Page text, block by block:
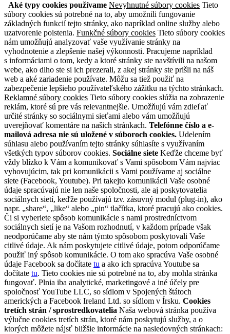
Aké typy cookies používame Nevyhnutné súbory cookies Tieto
súbory cookies sú potrebné na to, aby umožnili fungovanie
základných funkcií tejto stránky, ako napríklad online služby alebo
uzatvorenie poistenia. Funkčné súbory cookies Tieto súbory cookies
nám umožňujú analyzovať vaše využívanie stránky na
vyhodnotenie a zlepšenie našej výkonnosti. Pracujeme napríklad
s informáciami o tom, kedy a ktoré stránky ste navštívili na našom
webe, ako dlho ste si ich prezerali, z akej stránky ste prišli na náš
web a aké zariadenie používate. Môžu sa tiež použiť na
zabezpečenie lepšieho používateľského zážitku na týchto stránkach.
Reklamné súbory cookies Tieto súbory cookies slúžia na zobrazenie
reklám, ktoré sú pre vás relevantnejšie. Umožňujú vám zdieľať
určité stránky so sociálnymi sieťami alebo vám umožňujú
uverejňovať komentáre na našich stránkach. Telefónne číslo a e-
mailová adresa nie sú uložené v súboroch cookies. Udelením
súhlasu alebo používaním tejto stránky súhlasíte s využívaním
všetkých typov súborov cookies. Sociálne siete Keďže chceme byť
vždy blízko k Vám a komunikovať s Vami spôsobom Vám najviac
vyhovujúcim, tak pri komunikácii s Vami používame aj sociálne
siete (Facebook, Youtube). Pri takejto komunikácii Vaše osobné
údaje spracúvajú nie len naše spoločnosti, ale aj poskytovatelia
sociálnych sietí, keďže používajú tzv. zásuvný modul (plug-in), ako
napr. „share“, „like“ alebo „pin“ tlačítka, ktoré pracujú ako cookies.
Či si vyberiete spôsob komunikácie s nami prostredníctvom
sociálnych sietí je na Vašom rozhodnutí, v každom prípade však
neodporúčame aby ste nám týmto spôsobom poskytovali Vaše
citlivé údaje. Ak nám poskytujete citlivé údaje, potom odporúčame
použiť iný spôsob komunikácie. O tom ako spracúva Vaše osobné
údaje Facebook sa dočítate tu a ako ich spracúva Youtube sa
dočítate tu. Tieto cookies nie sú potrebné na to, aby mohla stránka
fungovať. Plnia iba analytické, marketingové a iné účely pre
spoločnosť YouTube LLC, so sídlom v Spojených štátoch
amerických a Facebook Ireland Ltd. so sídlom v Írsku. Cookies
tretích strán / sprostredkovatelia Naša webová stránka používa
výlučne cookies tretích strán, ktoré nám poskytujú služby, a o
ktorých môžete nájsť bližšie informácie na nasledovných stránkach: